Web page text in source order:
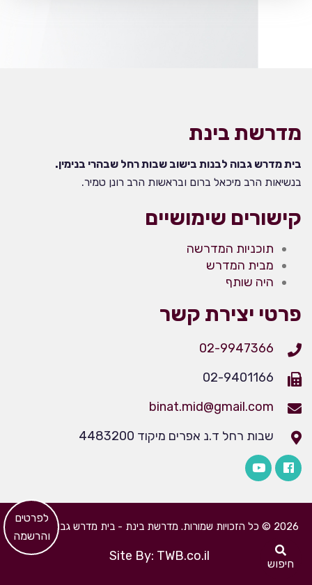
חיפוש
מדרשת בינת
בית מדרש גבוה לבנות בישוב שבות רחל שבהרי בנימין.
בנשיאות הרב מיכאל ברום ובראשות הרב רונן טמיר.
קישורים שימושיים
תוכניות המדרשה
מבית המדרש
היה שותף
פרטי יצירת קשר
02-9947366
02-9401166
binat.mid@gmail.com
שבות רחל ד.נ אפרים מיקוד 4483200
2026 © כל הזכויות שמורות. מדרשת בינת - בית מדרש גבוה לבנות
Site By: TWB.co.il
​לפרטים
והרשמה